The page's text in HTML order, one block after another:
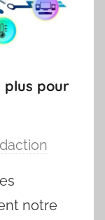
plus pour
notre